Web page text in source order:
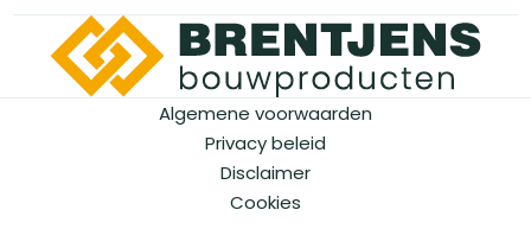
Algemene voorwaarden
Privacy beleid
Disclaimer
Cookies